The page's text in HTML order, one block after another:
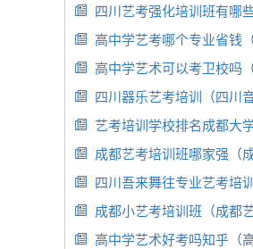
 四川艺考强化培训班有哪些（四川省艺术类培训
 高中学艺考哪个专业省钱（高中艺考哪个专业
 高中学艺术可以考卫校吗（高中考艺校
 四川器乐艺考培训（四川音乐艺考培训班收费一般
 艺考培训学校排名成都大学（成都高考艺术培训学校
 成都艺考培训班哪家强（成都艺考培训学校成都艺考培
 四川吾来舞往专业艺考培训（吾来舞往成都校区
 成都小艺考培训班（成都艺考培训班有
 高中学艺术好考吗知乎（高中学艺术好考大